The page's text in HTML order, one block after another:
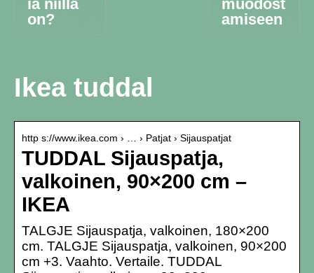
ia niillä
on?
muodost
amiseen
Ikea tuddal
http s://www.ikea.com › … › Patjat › Sijauspatjat
TUDDAL Sijauspatja,
valkoinen, 90×200 cm –
IKEA
TALGJE Sijauspatja, valkoinen, 180×200
cm. TALGJE Sijauspatja, valkoinen, 90×200
cm +3. Vaahto. Vertaile. TUDDAL